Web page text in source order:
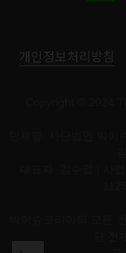
개인정보처리방침